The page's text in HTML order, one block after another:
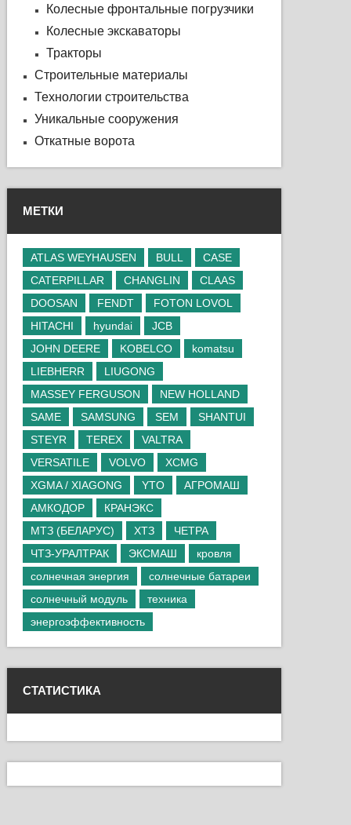
Колесные фронтальные погрузчики
Колесные экскаваторы
Тракторы
Строительные материалы
Технологии строительства
Уникальные сооружения
Откатные ворота
МЕТКИ
ATLAS WEYHAUSEN BULL
CASE
CATERPILLAR
CHANGLIN
CLAAS
DOOSAN
FENDT
FOTON LOVOL
HITACHI
hyundai
JCB
JOHN DEERE
KOBELCO
komatsu
LIEBHERR
LIUGONG
MASSEY FERGUSON
NEW HOLLAND
SAME
SAMSUNG SEM
SHANTUI
STEYR
TEREX
VALTRA
VERSATILE
VOLVO
XCMG
XGMA / XIAGONG
YTO
АГРОМАШ
АМКОДОР
КРАНЭКС
МТЗ (БЕЛАРУС)
ХТЗ
ЧЕТРА
ЧТЗ-УРАЛТРАК
ЭКСМАШ
кровля
солнечная энергия
солнечные батареи
солнечный модуль
техника
энергоэффективность
СТАТИСТИКА